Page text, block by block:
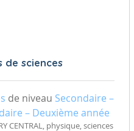
de sciences
de niveau Secondaire –
– Deuxième année
CENTRAL, physique, sciences